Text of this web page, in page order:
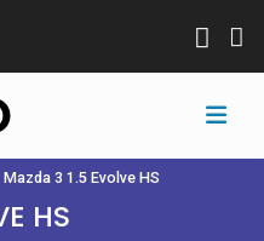
Mazda 3 1.5 Evolve HS
HS